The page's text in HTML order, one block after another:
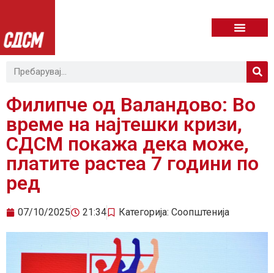
Филипче од Валандово: Во
време на најтешки кризи,
СДСМ покажа дека може,
платите растеа 7 години по
ред
07/10/2025 21:34 Категорија: Соопштенија